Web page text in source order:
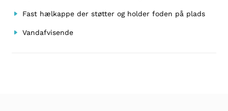
Fast hælkappe der støtter og holder foden på plads
Vandafvisende